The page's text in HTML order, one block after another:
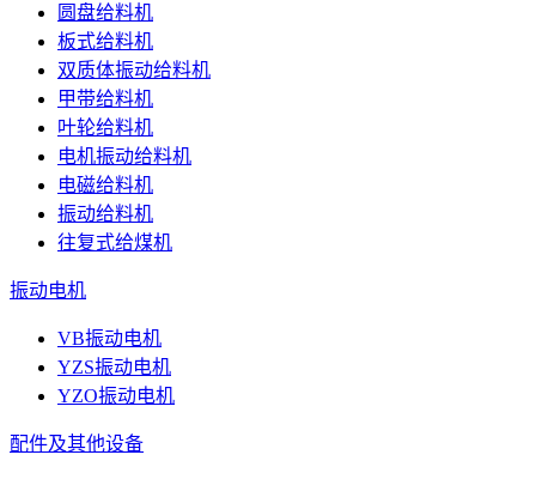
圆盘给料机
板式给料机
双质体振动给料机
甲带给料机
叶轮给料机
电机振动给料机
电磁给料机
振动给料机
往复式给煤机
振动电机
VB振动电机
YZS振动电机
YZO振动电机
配件及其他设备